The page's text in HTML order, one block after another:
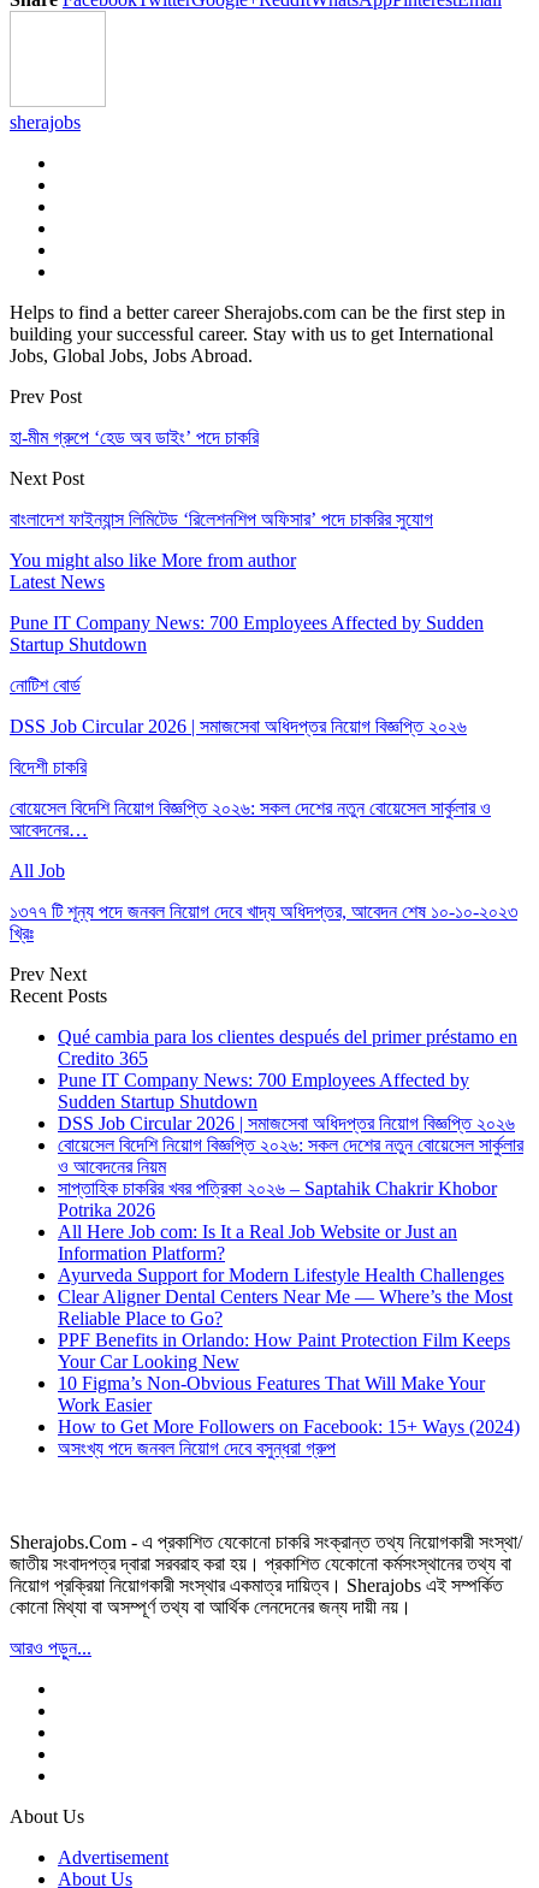
sherajobs
Helps to find a better career Sherajobs.com can be the first step in
building your successful career. Stay with us to get International
Jobs, Global Jobs, Jobs Abroad.
Prev Post
হা-মীম গ্রুপে ‘হেড অব ডাইং’ পদে চাকরি
Next Post
বাংলাদেশ ফাইন্যান্স লিমিটেড ‘রিলেশনশিপ অফিসার’ পদে চাকরির সুযোগ
You might also like More from author
Latest News
Pune IT Company News: 700 Employees Affected by Sudden
Startup Shutdown
নোটিশ বোর্ড
DSS Job Circular 2026 | সমাজসেবা অধিদপ্তর নিয়োগ বিজ্ঞপ্তি ২০২৬
বিদেশী চাকরি
বোয়েসেল বিদেশি নিয়োগ বিজ্ঞপ্তি ২০২৬: সকল দেশের নতুন বোয়েসেল সার্কুলার ও
আবেদনের…
All Job
১৩৭৭ টি শূন্য পদে জনবল নিয়োগ দেবে খাদ্য অধিদপ্তর, আবেদন শেষ ১০-১০-২০২৩
খ্রিঃ
Prev Next
Recent Posts
Qué cambia para los clientes después del primer préstamo en
Credito 365
Pune IT Company News: 700 Employees Affected by
Sudden Startup Shutdown
DSS Job Circular 2026 | সমাজসেবা অধিদপ্তর নিয়োগ বিজ্ঞপ্তি ২০২৬
বোয়েসেল বিদেশি নিয়োগ বিজ্ঞপ্তি ২০২৬: সকল দেশের নতুন বোয়েসেল সার্কুলার
ও আবেদনের নিয়ম
সাপ্তাহিক চাকরির খবর পত্রিকা ২০২৬ – Saptahik Chakrir Khobor
Potrika 2026
All Here Job com: Is It a Real Job Website or Just an
Information Platform?
Ayurveda Support for Modern Lifestyle Health Challenges
Clear Aligner Dental Centers Near Me — Where’s the Most
Reliable Place to Go?
PPF Benefits in Orlando: How Paint Protection Film Keeps
Your Car Looking New
10 Figma’s Non-Obvious Features That Will Make Your
Work Easier
How to Get More Followers on Facebook: 15+ Ways (2024)
অসংখ্য পদে জনবল নিয়োগ দেবে বসুন্ধরা গ্রুপ
Sherajobs.Com - এ প্রকাশিত যেকোনো চাকরি সংক্রান্ত তথ্য নিয়োগকারী সংস্থা/
জাতীয় সংবাদপত্র দ্বারা সরবরাহ করা হয়। প্রকাশিত যেকোনো কর্মসংস্থানের তথ্য বা
নিয়োগ প্রক্রিয়া নিয়োগকারী সংস্থার একমাত্র দায়িত্ব। Sherajobs এই সম্পর্কিত
কোনো মিথ্যা বা অসম্পূর্ণ তথ্য বা আর্থিক লেনদেনের জন্য দায়ী নয়।
আরও পড়ুন...
About Us
Advertisement
About Us